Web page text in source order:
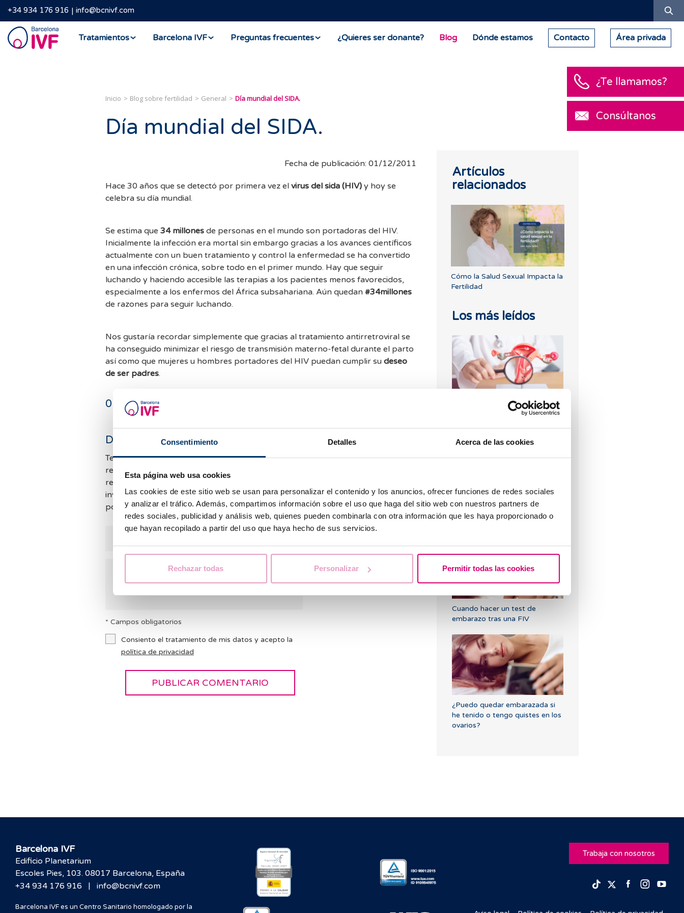
Consentimiento Detalles Acerca de las cookies
Esta página web usa cookies
Las cookies de este sitio web se usan para personalizar el contenido y los anuncios, ofrecer funciones de redes sociales
y analizar el tráfico. Además, compartimos información sobre el uso que haga del sitio web con nuestros partners de
redes sociales, publicidad y análisis web, quienes pueden combinarla con otra información que les haya proporcionado o
que hayan recopilado a partir del uso que haya hecho de sus servicios.
Rechazar todas Personalizar Permitir todas las cookies
+34 934 176 916 info@bcnivf.com
Barcelona
IVF
Tratamientos Barcelona IVF Preguntas frecuentes ¿Quieres ser donante? Blog Dónde estamos Contacto Área privada
Inicio Blog sobre fertilidad General Día mundial del SIDA.
Día mundial del SIDA.
Fecha de publicación: 01/12/2011
Hace 30 años que se detectó por primera vez el virus del sida (HIV) y hoy se
celebra su día mundial.
Se estima que 34 millones de personas en el mundo son portadoras del HIV.
Inicialmente la infección era mortal sin embargo gracias a los avances científicos
actualmente con un buen tratamiento y control la enfermedad se ha convertido
en una infección crónica, sobre todo en el primer mundo. Hay que seguir
luchando y haciendo accesible las terapias a los pacientes menos favorecidos,
especialmente a los enfermos del África subsahariana. Aún quedan #34millones
de razones para seguir luchando.
Nos gustaría recordar simplemente que gracias al tratamiento antirretroviral se
ha conseguido minimizar el riesgo de transmisión materno-fetal durante el parto
así como que mujeres u hombres portadores del HIV puedan cumplir su deseo
de ser padres.
0 comentarios
Deja un comentario
Tenemos muchas consultas y no nos es posible
responder a todos los comentarios. Intentaremos
responder lo antes posible. Mientras tanto te
invitamos a consultar nuestrasFAQ’spor si
podemos ayudarte.
* Campos obligatorios
Consiento el tratamiento de mis datos y acepto la
política de privacidad
Artículos
relacionados
Cómo la Salud Sexual Impacta la
Fertilidad
Los más leídos
Endometrio Trilaminar: ¿qué
¿Qué hacer si hay retraso
menstrual con un test de
embarazo negativo?
Cuando hacer un test de
embarazo tras una FIV
¿Puedo quedar embarazada si
he tenido o tengo quistes en los
ovarios?
¿Te llamamos?
Consúltanos
Barcelona IVF
Edificio Planetarium
Escoles Pies, 103. 08017 Barcelona, España
+34 934 176 916
| info@bcnivf.com
Barcelona IVF es un Centro Sanitario homologado por la
Trabaja con nosotros
TikTokTwitterFacebook